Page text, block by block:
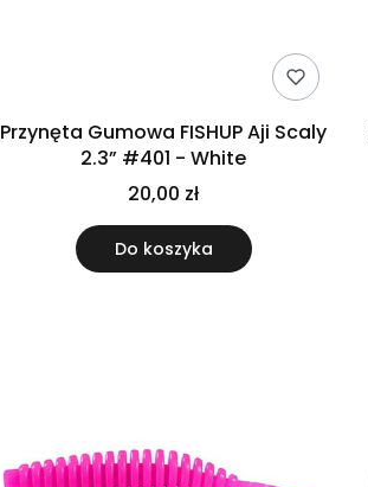
Przynęta Gumowa FISHUP Aji Scaly
2.3” #401 - White
20,00 zł
Do koszyka